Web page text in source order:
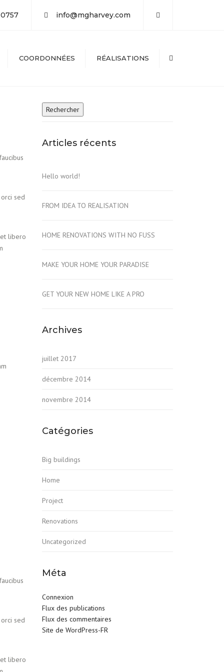
info@mgharvey.com
COORDONNÉES RÉALISATIONS
sed
libero
sed
libero
Articles récents
Hello world!
FROM IDEA TO REALISATION
HOME RENOVATIONS WITH NO FUSS
MAKE YOUR HOME YOUR PARADISE
GET YOUR NEW HOME LIKE A PRO
Archives
juillet 2017
décembre 2014
novembre 2014
Catégories
Big buildings
Home
Project
Renovations
Uncategorized
Méta
Connexion
Flux des publications
Flux des commentaires
Site de WordPress-FR